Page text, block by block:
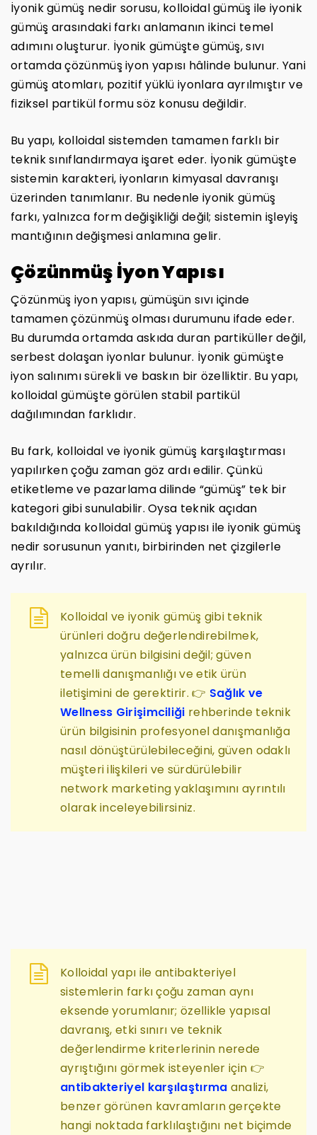
İyonik gümüş nedir sorusu, kolloidal gümüş ile iyonik
gümüş arasındaki farkı anlamanın ikinci temel
adımını oluşturur. İyonik gümüşte gümüş, sıvı
ortamda çözünmüş iyon yapısı hâlinde bulunur. Yani
gümüş atomları, pozitif yüklü iyonlara ayrılmıştır ve
fiziksel partikül formu söz konusu değildir.
Bu yapı, kolloidal sistemden tamamen farklı bir
teknik sınıflandırmaya işaret eder. İyonik gümüşte
sistemin karakteri, iyonların kimyasal davranışı
üzerinden tanımlanır. Bu nedenle iyonik gümüş
farkı, yalnızca form değişikliği değil; sistemin işleyiş
mantığının değişmesi anlamına gelir.
Çözünmüş İyon Yapısı
Çözünmüş iyon yapısı, gümüşün sıvı içinde
tamamen çözünmüş olması durumunu ifade eder.
Bu durumda ortamda askıda duran partiküller değil,
serbest dolaşan iyonlar bulunur. İyonik gümüşte
iyon salınımı sürekli ve baskın bir özelliktir. Bu yapı,
kolloidal gümüşte görülen stabil partikül
dağılımından farklıdır.
Bu fark, kolloidal ve iyonik gümüş karşılaştırması
yapılırken çoğu zaman göz ardı edilir. Çünkü
etiketleme ve pazarlama dilinde “gümüş” tek bir
kategori gibi sunulabilir. Oysa teknik açıdan
bakıldığında kolloidal gümüş yapısı ile iyonik gümüş
nedir sorusunun yanıtı, birbirinden net çizgilerle
ayrılır.
Kolloidal ve iyonik gümüş gibi teknik
ürünleri doğru değerlendirebilmek,
yalnızca ürün bilgisini değil; güven
temelli danışmanlığı ve etik ürün
iletişimini de gerektirir. 👉 Sağlık ve
Wellness Girişimciliği rehberinde teknik
ürün bilgisinin profesyonel danışmanlığa
nasıl dönüştürülebileceğini, güven odaklı
müşteri ilişkileri ve sürdürülebilir
network marketing yaklaşımını ayrıntılı
olarak inceleyebilirsiniz.
Kolloidal yapı ile antibakteriyel
sistemlerin farkı çoğu zaman aynı
eksende yorumlanır; özellikle yapısal
davranış, etki sınırı ve teknik
değerlendirme kriterlerinin nerede
ayrıştığını görmek isteyenler için 👉
antibakteriyel karşılaştırma analizi,
benzer görünen kavramların gerçekte
hangi noktada farklılaştığını net biçimde